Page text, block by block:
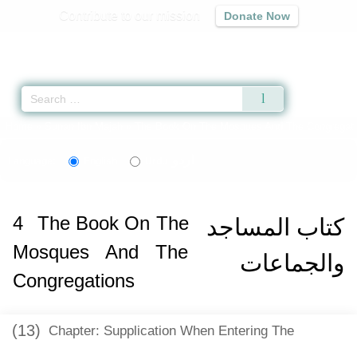
Donate Now
كتاب المساجد
والجماعات
4
The Book On The
Mosques And The
Congregations
(13) Chapter: Supplication When Entering The